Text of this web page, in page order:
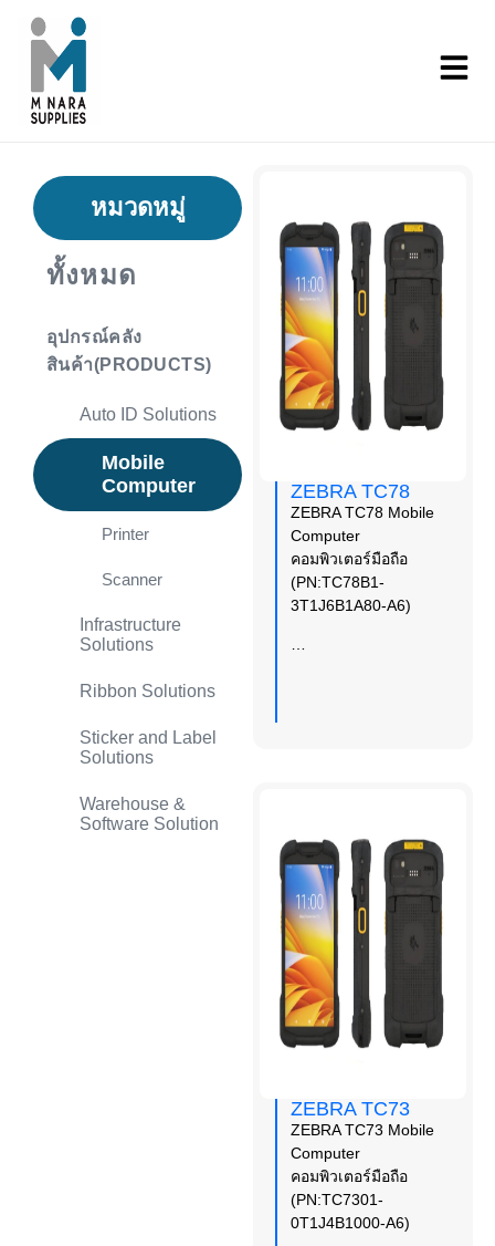
หมวดหมู่
อุปกรณ์คลัง
สินค้า(PRODUCTS)
Auto ID Solutions
Mobile
Computer
Printer
Scanner
Infrastructure
Solutions
Ribbon Solutions
Sticker and Label
Solutions
Warehouse &
Software Solution
ทั้งหมด
ZEBRA TC78
ZEBRA TC78 Mobile
Computer
คอมพิวเตอร์มือถือ
(PN:TC78B1-
3T1J6B1A80-A6)
…
ZEBRA TC73
ZEBRA TC73 Mobile
Computer
คอมพิวเตอร์มือถือ
(PN:TC7301-
0T1J4B1000-A6)